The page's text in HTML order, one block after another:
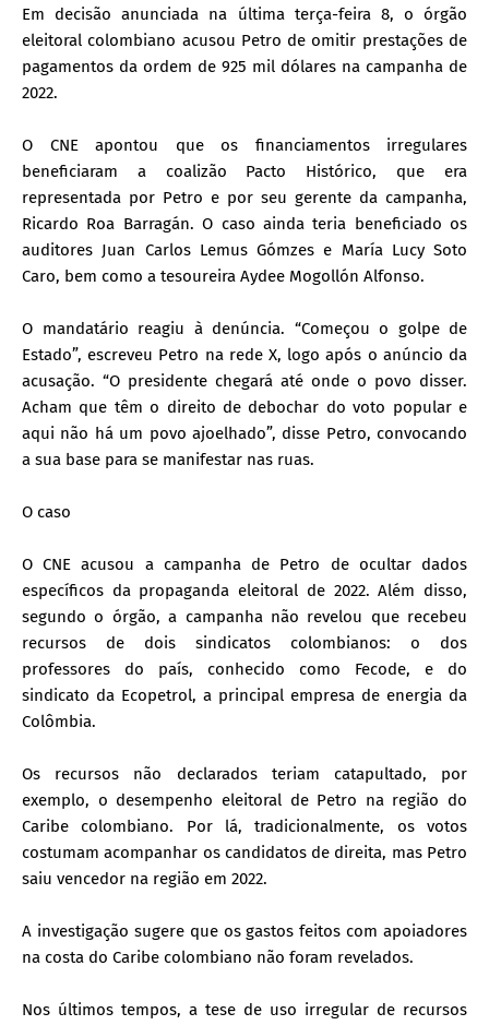
Em decisão anunciada na última terça-feira 8, o órgão
eleitoral colombiano acusou Petro de omitir prestações de
pagamentos da ordem de 925 mil dólares na campanha de
2022.
O CNE apontou que os financiamentos irregulares
beneficiaram a coalizão Pacto Histórico, que era
representada por Petro e por seu gerente da campanha,
Ricardo Roa Barragán. O caso ainda teria beneficiado os
auditores Juan Carlos Lemus Gómzes e María Lucy Soto
Caro, bem como a tesoureira Aydee Mogollón Alfonso.
O mandatário reagiu à denúncia. “Começou o golpe de
Estado”, escreveu Petro na rede X, logo após o anúncio da
acusação. “O presidente chegará até onde o povo disser.
Acham que têm o direito de debochar do voto popular e
aqui não há um povo ajoelhado”, disse Petro, convocando
a sua base para se manifestar nas ruas.
O caso
O CNE acusou a campanha de Petro de ocultar dados
específicos da propaganda eleitoral de 2022. Além disso,
segundo o órgão, a campanha não revelou que recebeu
recursos de dois sindicatos colombianos: o dos
professores do país, conhecido como Fecode, e do
sindicato da Ecopetrol, a principal empresa de energia da
Colômbia.
Os recursos não declarados teriam catapultado, por
exemplo, o desempenho eleitoral de Petro na região do
Caribe colombiano. Por lá, tradicionalmente, os votos
costumam acompanhar os candidatos de direita, mas Petro
saiu vencedor na região em 2022.
A investigação sugere que os gastos feitos com apoiadores
na costa do Caribe colombiano não foram revelados.
Nos últimos tempos, a tese de uso irregular de recursos